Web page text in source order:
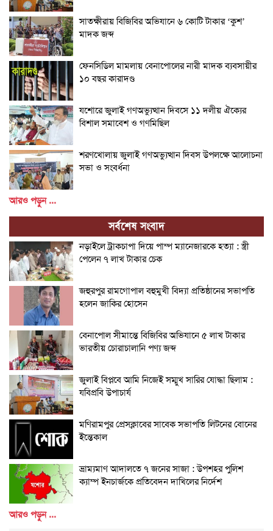
সাতক্ষীরায় বিজিবির অভিযানে ৬ কোটি টাকার ‘কুশ’
মাদক জব্দ
ফেনসিডিল মামলায় বেনাপোলের নারী মাদক ব্যবসায়ীর
১০ বছর কারাদণ্ড
যশোরে জুলাই গণঅভ্যুত্থান দিবসে ১১ দলীয় ঐক্যের
বিশাল সমাবেশ ও গণমিছিল
শরণখোলায় জুলাই গণঅভ্যুত্থান দিবস উপলক্ষে আলোচনা
সভা ও সংবর্ধনা
আরও পড়ুন ...
সর্বশেষ সংবাদ
নড়াইলে ট্রাকচাপা দিয়ে পাম্প ম্যানেজারকে হত্যা : স্ত্রী
পেলেন ৭ লাখ টাকার চেক
জহুরপুর রামগোপাল বহুমুখী বিদ্যা প্রতিষ্ঠানের সভাপতি
হলেন জাকির হোসেন
বেনাপোল সীমান্তে বিজিবির অভিযানে ৫ লাখ টাকার
ভারতীয় চোরাচালানি পণ্য জব্দ
জুলাই বিপ্লবে আমি নিজেই সম্মুখ সারির যোদ্ধা ছিলাম :
যবিপ্রবি উপাচার্য
মণিরামপুর প্রেসক্লাবের সাবেক সভাপতি লিটনের বোনের
ইন্তেকাল
ভ্রাম্যমাণ আদালতে ৭ জনের সাজা : উপশহর পুলিশ
ক্যাম্প ইনচার্জকে প্রতিবেদন দাখিলের নির্দেশ
আরও পড়ুন ...